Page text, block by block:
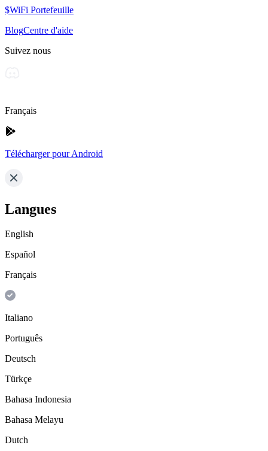
$WiFi Portefeuille
BlogCentre d'aide
Suivez nous
Français
Télécharger pour Android
Langues
English
Español
Français
Italiano
Português
Deutsch
Türkçe
Bahasa Indonesia
Bahasa Melayu
Dutch